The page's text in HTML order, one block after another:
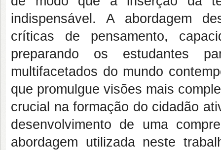
indispensável. A abordagem
críticas de pensamento,
preparando os estudantes
multifacetados do mundo
que promulgue visões mais
crucial na formação do cidadão
desenvolvimento de uma
abordagem utilizada neste